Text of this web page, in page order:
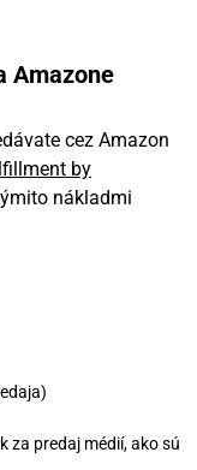
Amazone
cez Amazon
by
nákladmi
za predaj médií, ako sú